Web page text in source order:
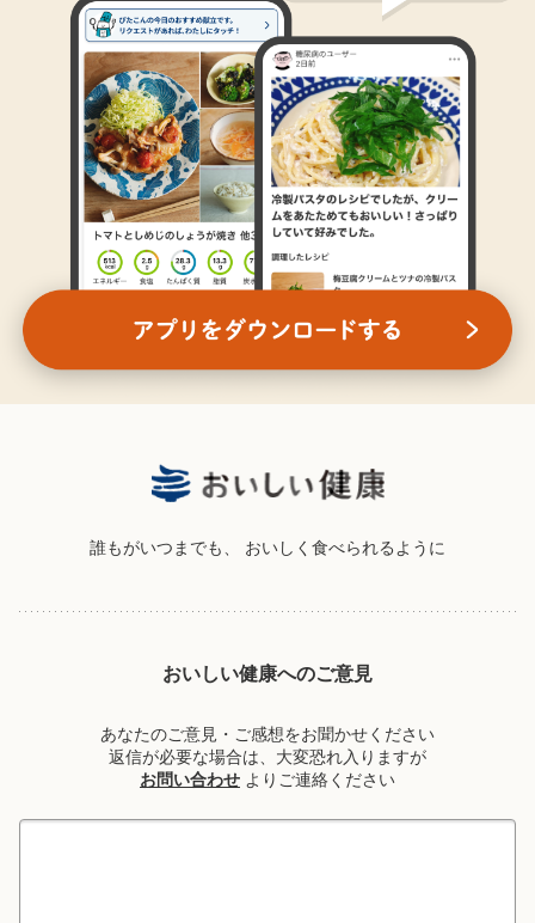
誰もがいつまでも、 おいしく食べられるように
おいしい健康へのご意見
あなたのご意見・ご感想をお聞かせください
返信が必要な場合は、大変恐れ入りますが
お問い合わせ よりご連絡ください